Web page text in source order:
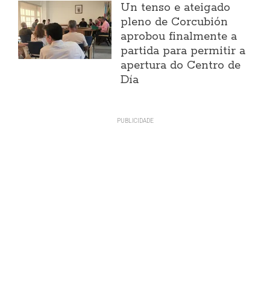
Un tenso e ateigado
pleno de Corcubión
aprobou finalmente a
partida para permitir a
apertura do Centro de
Día